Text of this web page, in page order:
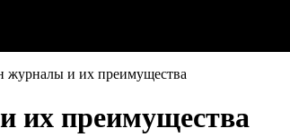
журналы и их преимущества
их преимущества